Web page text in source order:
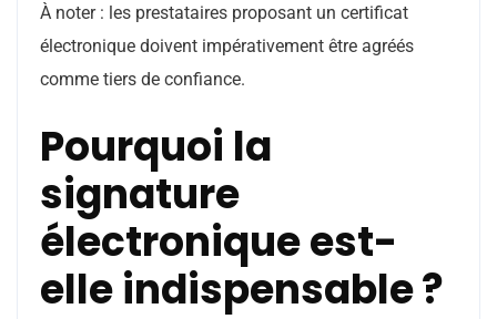
À noter : les prestataires proposant un certificat
électronique doivent impérativement être agréés
comme tiers de confiance.
Pourquoi la
signature
électronique est-
elle indispensable ?